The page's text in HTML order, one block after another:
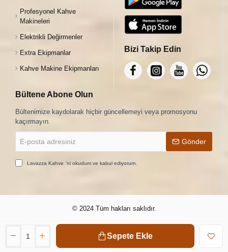
Sepete Ekle
Profesyonel Kahve
Makineleri
Elektrikli Değirmenler
Extra Ekipmanlar
Kahve Makine Ekipmanları
Bizi Takip Edin
Bültene Abone Olun
Bültenimize kaydolarak hiçbir güncellemeyi veya promosyonu
kaçırmayın.
posta
adresiniz
Gönder
Lavazza Kahve 'ni okudum ve kabul ediyorum.
© 2024 Tüm hakları saklıdır.